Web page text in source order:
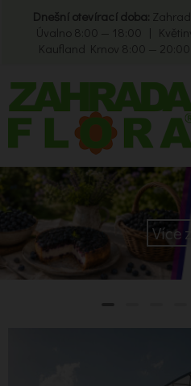
Dnešní otevírací doba:
Úvalno 8:00 — 18:00 |
Kaufland Krnov 8:00 —
Více